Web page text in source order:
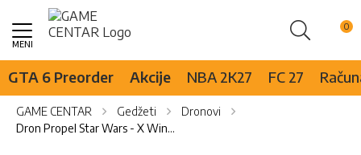
Pretraži
Skip
Content
GTA 6 Preorder Akcije NBA 2K27 FC 27
GAME CENTAR Gedžeti
Dronovi
Dron Propel Star Wars - X Wing Deluxe Box